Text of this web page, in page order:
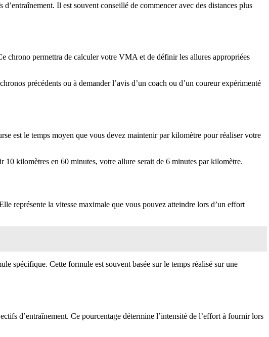
Il est souvent conseillé de commencer avec des distances plus
chrono permettra de calculer votre VMA et de définir les allures appropriées
précédents ou à demander l’avis d’un coach ou d’un coureur expérimenté
est le temps moyen que vous devez maintenir par kilomètre pour réaliser votre
kilomètres en 60 minutes, votre allure serait de 6 minutes par kilomètre.
représente la vitesse maximale que vous pouvez atteindre lors d’un effort
spécifique. Cette formule est souvent basée sur le temps réalisé sur une
d’entraînement. Ce pourcentage détermine l’intensité de l’effort à fournir lors